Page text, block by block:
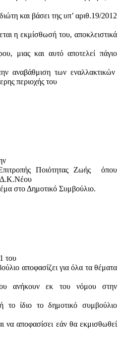
και βάσει της υπ’ αριθ.19/2012
η εκμίσθωσή του, αποκλειστικά
μιας και αυτό αποτελεί πάγιο
αναβάθμιση των εναλλακτικών
περιοχής του
Ποιότητας Ζωής
όπου
Δ.Κ.Νέου
στο Δημοτικό Συμβούλιο.
του
αποφασίζει για όλα τα θέματα
ανήκουν εκ του νόμου στην
ίδιο το δημοτικό συμβούλιο
να αποφασίσει εάν θα εκμισθωθεί